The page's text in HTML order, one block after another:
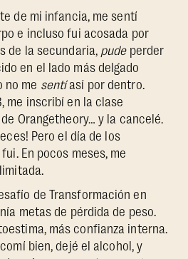
de mi infancia, me sentí
e incluso fui acosada por
de la secundaria, pudeperder
en el lado más delgado
no me sentíasí por dentro.
me inscribí en la clase
Orangetheory… y la cancelé.
Pero el día de los
En pocos meses, me
de Transformación en
metas de pérdida de peso.
más confianza interna.
bien, dejé el alcohol, y